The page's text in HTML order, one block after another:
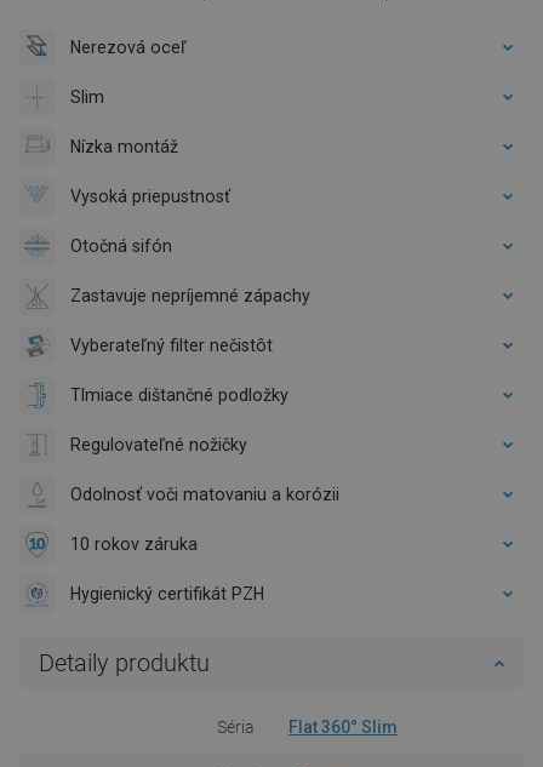
Nerezová oceľ
Slim
Nízka montáž
Vysoká priepustnosť
Otočná sifón
Zastavuje nepríjemné zápachy
Vyberateľný filter nečistôt
Tlmiace dištančné podložky
Regulovateľné nožičky
Odolnosť voči matovaniu a korózii
10 rokov záruka
Hygienický certifikát PZH
Detaily produktu
Séria Flat 360° Slim